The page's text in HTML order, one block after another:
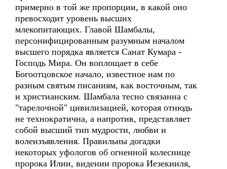
примерно в той же пропорции, в какой оно
превосходит уровень высших
млекопитающих. Главой Шамбалы,
персонифицированным разумным началом
высшего порядка является Санат Кумара -
Господь Мира. Он воплощает в себе
Богоотцовское начало, известное нам по
разным святым писаниям, как восточным, так
и христианским. Шамбала тесно связанна с
"тарелочной" цивилизацией, которая отнюдь
не технократична, а напротив, представляет
собой высший тип мудрости, любви и
волеизъявления. Правильны догадки
некоторых уфологов об огненной колеснице
пророка Илии, видении пророка Иезекииля,